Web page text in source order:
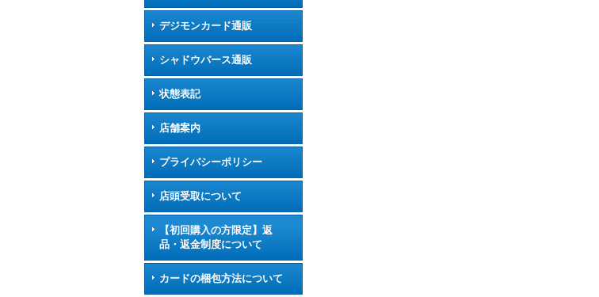
デジモンカード通販
シャドウバース通販
状態表記
店舗案内
プライバシーポリシー
店頭受取について
【初回購入の方限定】返
品・返金制度について
カードの梱包方法について